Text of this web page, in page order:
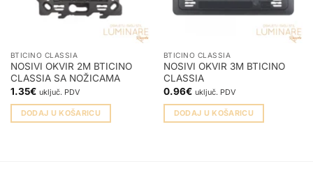
BTICINO CLASSIA
NOSIVI OKVIR 2M BTICINO
CLASSIA SA NOŽICAMA
1.35€ uključ. PDV
DODAJ U KOŠARICU
BTICINO CLASSIA
NOSIVI OKVIR 3M BTICINO
CLASSIA
0.96€ uključ. PDV
DODAJ U KOŠARICU